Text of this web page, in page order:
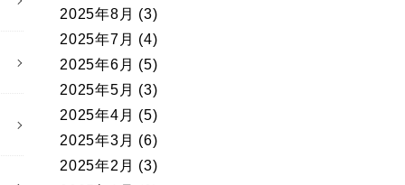
2025年8月 (3)
2025年7月 (4)
2025年6月 (5)
2025年5月 (3)
2025年4月 (5)
2025年3月 (6)
2025年2月 (3)